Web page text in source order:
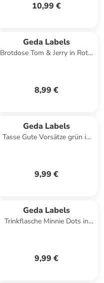
10,99 €
Geda Labels
Brotdose Tom & Jerry in Rot -
8,99 €
Geda Labels
Tasse Gute Vorsätze grün in
9,99 €
Geda Labels
Trinkflasche Minnie Dots in
9,99 €